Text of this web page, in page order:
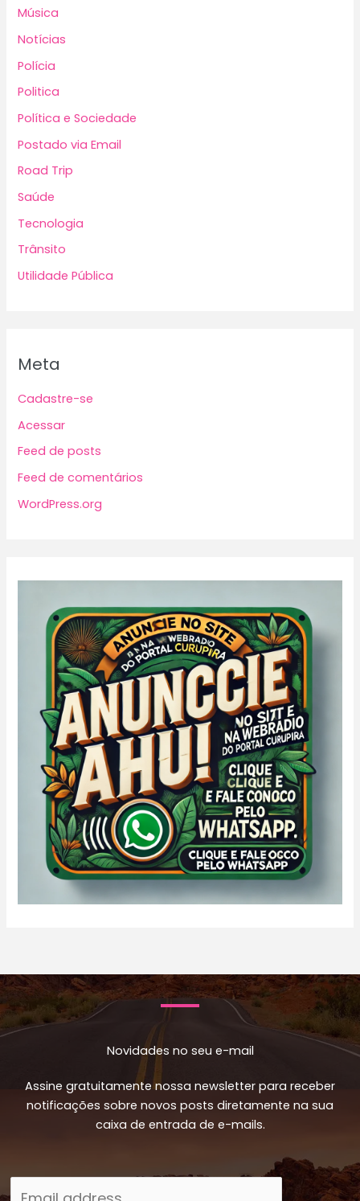
Música
Notícias
Polícia
Politica
Política e Sociedade
Postado via Email
Road Trip
Saúde
Tecnologia
Trânsito
Utilidade Pública
Meta
Cadastre-se
Acessar
Feed de posts
Feed de comentários
WordPress.org
Novidades no seu e-mail
Assine gratuitamente nossa newsletter para receber
notificações sobre novos posts diretamente na sua
caixa de entrada de e-mails.